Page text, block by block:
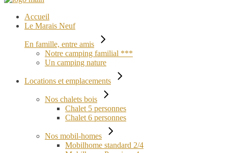
Accueil
Le Marais Neuf
En famille, entre amis
Notre camping familial ***
Un camping nature
Locations et emplacements
Nos chalets bois
Chalet 5 personnes
Chalet 6 personnes
Nos mobil-homes
Mobilhome standard 2/4